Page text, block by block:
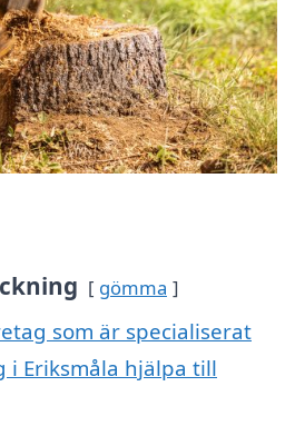
gömma
som är specialiserat
i Eriksmåla hjälpa till